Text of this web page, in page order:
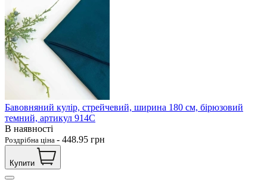
Бавовняний кулір, стрейчевий, ширина 180 см, бірюзовий
темний, артикул 914С
В наявності
Роздрібна ціна - 448.95 грн
Купити